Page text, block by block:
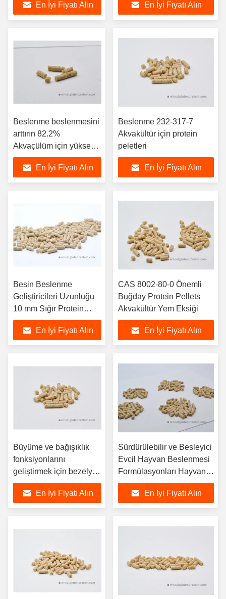
En İyi Fiyatı Alın
En İyi Fiyatı Alın
Beslenme beslenmesini
arttırın 82.2%
Akvaçülüm için yüksek
proteinli peletler
En İyi Fiyatı Alın
Beslenme 232-317-7
Akvakültür için protein
peletleri
En İyi Fiyatı Alın
Besin Beslenme
Geliştiricileri Uzunluğu
10 mm Sığır Protein
Pellets
En İyi Fiyatı Alın
CAS 8002-80-0 Önemli
Buğday Protein Pellets
Akvakültür Yem Eksiği
En İyi Fiyatı Alın
Büyüme ve bağışıklık
fonksiyonlarını
geliştirmek için bezelye
protein kabuğu ile
karides ve yengeç
diyetlerinde protein
En İyi Fiyatı Alın
Sürdürülebilir ve Besleyici
Evcil Hayvan Beslenmesi
Formülasyonları Hayvan
Beslenmesi ve Evcil
Hayvan Beslenmesi İçin
Arı Protein Pellets
En İyi Fiyatı Alın